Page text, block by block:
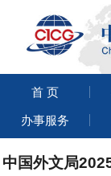
首 页
办事服务
中国外文局